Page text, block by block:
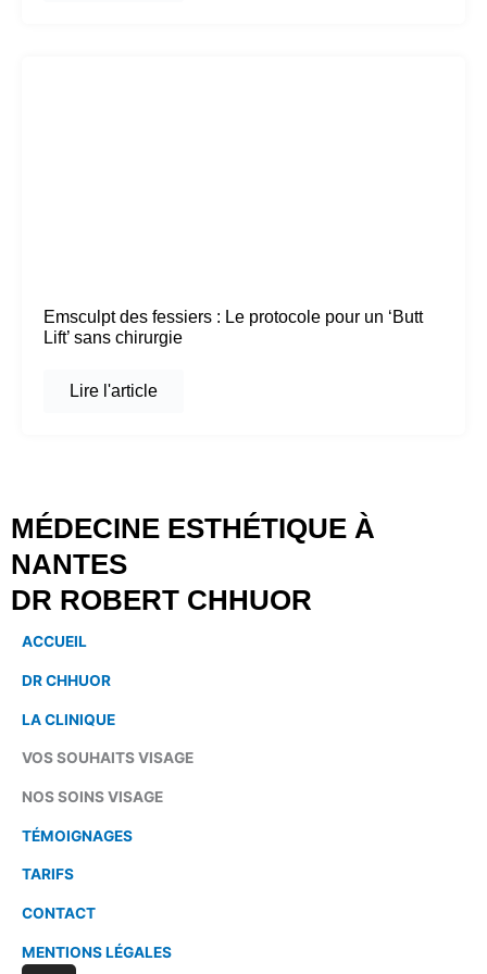
Emsculpt des fessiers : Le protocole pour un ‘Butt
Lift’ sans chirurgie
Lire l'article
MÉDECINE ESTHÉTIQUE À
NANTES
DR ROBERT CHHUOR
ACCUEIL
DR CHHUOR
LA CLINIQUE
VOS SOUHAITS VISAGE
NOS SOINS VISAGE
TÉMOIGNAGES
TARIFS
CONTACT
MENTIONS LÉGALES